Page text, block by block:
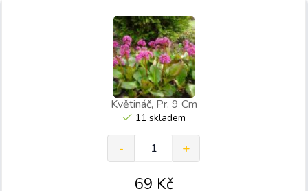
Květináč, Pr. 9 Cm
11 skladem
69 Kč